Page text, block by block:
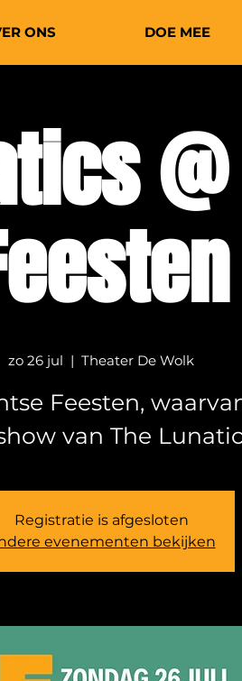
ONS DOE MEE
zo 26 jul
  |
Theater De Wolk
Feesten,
van The
Registratie is afgesloten
evenementen bekijken